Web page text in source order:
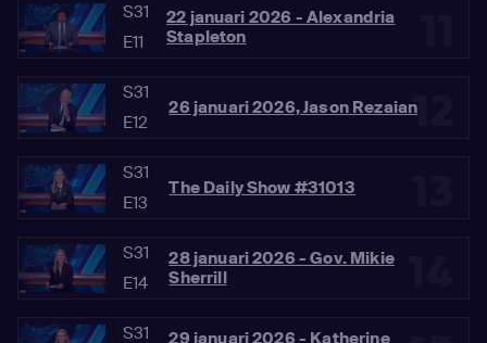
S31
E11
22 januari 2026 - Alexandria
Stapleton
12
S31
E12
26 januari 2026, Jason Rezaian
S31
E13
The Daily Show #31013
S31
E14
28 januari 2026 - Gov. Mikie
Sherrill
S31
29 januari 2026 - Katherine